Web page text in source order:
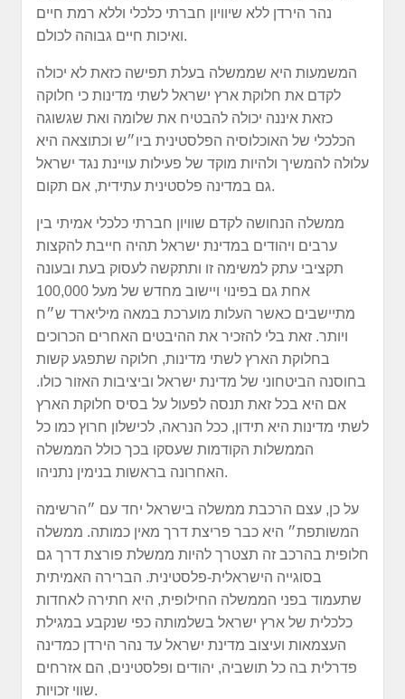
נהר הירדן ללא שיוויון חברתי כלכלי וללא רמת חיים
ואיכות חיים גבוהה לכולם.
המשמעות היא שממשלה בעלת תפישה כזאת לא יכולה
לקדם את חלוקת ארץ ישראל לשתי מדינות כי חלוקה
כזאת איננה יכולה להבטיח את שלומה ואת שגשוגה
הכלכלי של האוכלוסיה הפלסטינית ביו״ש וכתוצאה היא
עלולה להמשיך ולהיות מוקד של פעילות עויינת נגד ישראל
גם במדינה פלסטינית עתידית, אם תקום.
ממשלה הנחושה לקדם שוויון חברתי כלכלי אמיתי בין
ערבים ויהודים במדינת ישראל תהיה חייבת להקצות
תקציבי עתק למשימה זו ותתקשה לעסוק בעת ובעונה
אחת גם בפינוי ויישוב מחדש של מעל 100,000
מתיישבים כאשר העלות מוערכת במאה מיליארד ש״ח
ויותר. זאת בלי להזכיר את ההיבטים האחרים הכרוכים
בחלוקת הארץ לשתי מדינות, חלוקה שתפגע קשות
בחוסנה הביטחוני של מדינת ישראל וביציבות האזור כולו.
אם היא בכל זאת תנסה לפעול על בסיס חלוקת הארץ
לשתי מדינות היא תידון, ככל הנראה, לכישלון חרוץ כמו כל
הממשלות הקודמות שעסקו בכך כולל הממשלה
האחרונה בראשות בנימין נתניהו.
על כן, עצם הרכבת ממשלה בישראל יחד עם ״הרשימה
המשותפת״ היא כבר פריצת דרך מאין כמותה. ממשלה
חלופית בהרכב זה תצטרך להיות ממשלת פורצת דרך גם
בסוגייה הישראלית-פלסטינית. הברירה האמיתית
שתעמוד בפני הממשלה החילופית, היא חתירה לאחדות
כלכלית של ארץ ישראל בשלמותה כפי שנקבע במגילת
העצמאות ועיצוב מדינת ישראל עד נהר הירדן כמדינה
פדרלית בה כל תושביה, יהודים ופלסטינים, הם אזרחים
שווי זכויות.